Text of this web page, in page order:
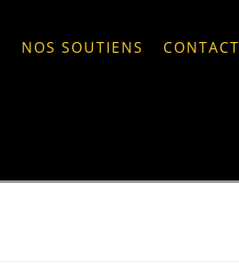
NOS SOUTIENS CONTACT